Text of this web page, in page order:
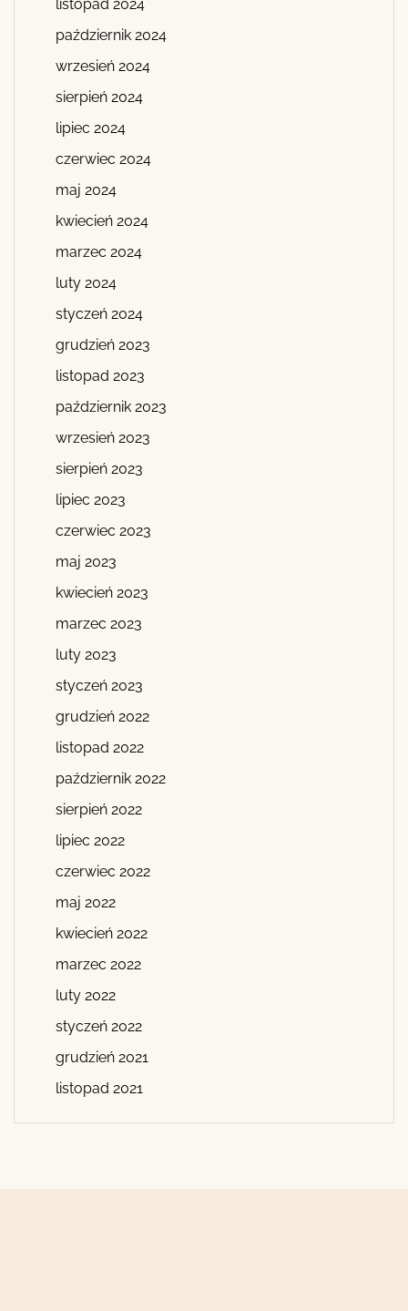
listopad 2024
październik 2024
wrzesień 2024
sierpień 2024
lipiec 2024
czerwiec 2024
maj 2024
kwiecień 2024
marzec 2024
luty 2024
styczeń 2024
grudzień 2023
listopad 2023
październik 2023
wrzesień 2023
sierpień 2023
lipiec 2023
czerwiec 2023
maj 2023
kwiecień 2023
marzec 2023
luty 2023
styczeń 2023
grudzień 2022
listopad 2022
październik 2022
sierpień 2022
lipiec 2022
czerwiec 2022
maj 2022
kwiecień 2022
marzec 2022
luty 2022
styczeń 2022
grudzień 2021
listopad 2021